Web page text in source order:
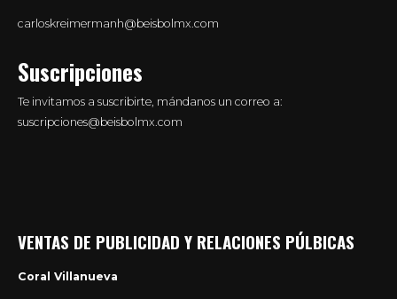
carloskreimermanh@beisbolmx.com
Suscripciones
Te invitamos a suscribirte, mándanos un correo a:
suscripciones@beisbolmx.com
VENTAS DE PUBLICIDAD Y RELACIONES PÚLBICAS
Coral Villanueva